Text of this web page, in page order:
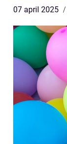
07 april 2025